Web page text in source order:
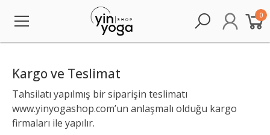
0
Kargo ve Teslimat
Tahsilatı yapılmış bir siparişin teslimatı
www.yinyogashop.com’un anlaşmalı olduğu kargo
firmaları ile yapılır.